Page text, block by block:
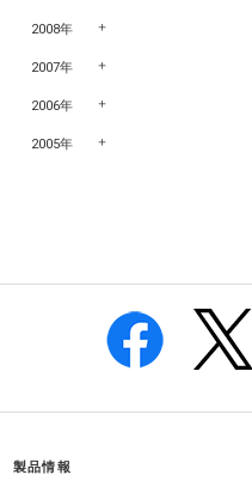
2008年
2007年
2006年
2005年
製品情報